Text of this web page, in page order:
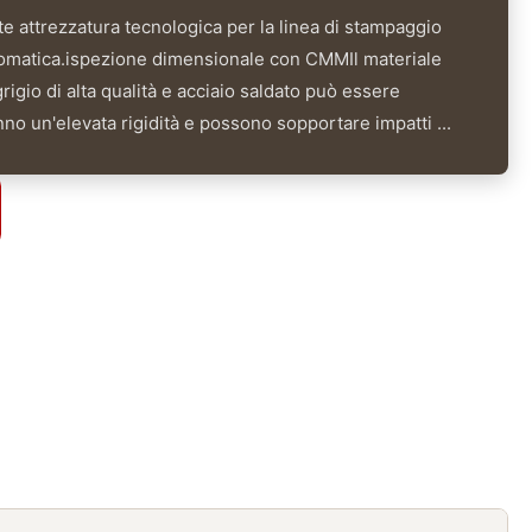
attrezzatura tecnologica per la linea di stampaggio
dimensionale con CMMIl materiale
di alta qualità e acciaio saldato può essere
un'elevata rigidità e possono sopportare impatti ...